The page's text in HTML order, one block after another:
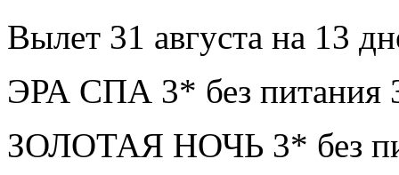
Вылет 31 августа на 13
ЭРА СПА 3* без питания
ЗОЛОТАЯ НОЧЬ 3* без